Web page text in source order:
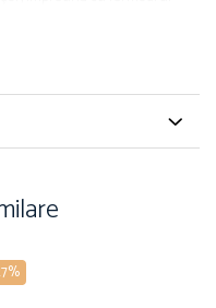
comoditate și
fetițelor să se miște cu
și oferă posibilitatea
fetiței,
evenimente